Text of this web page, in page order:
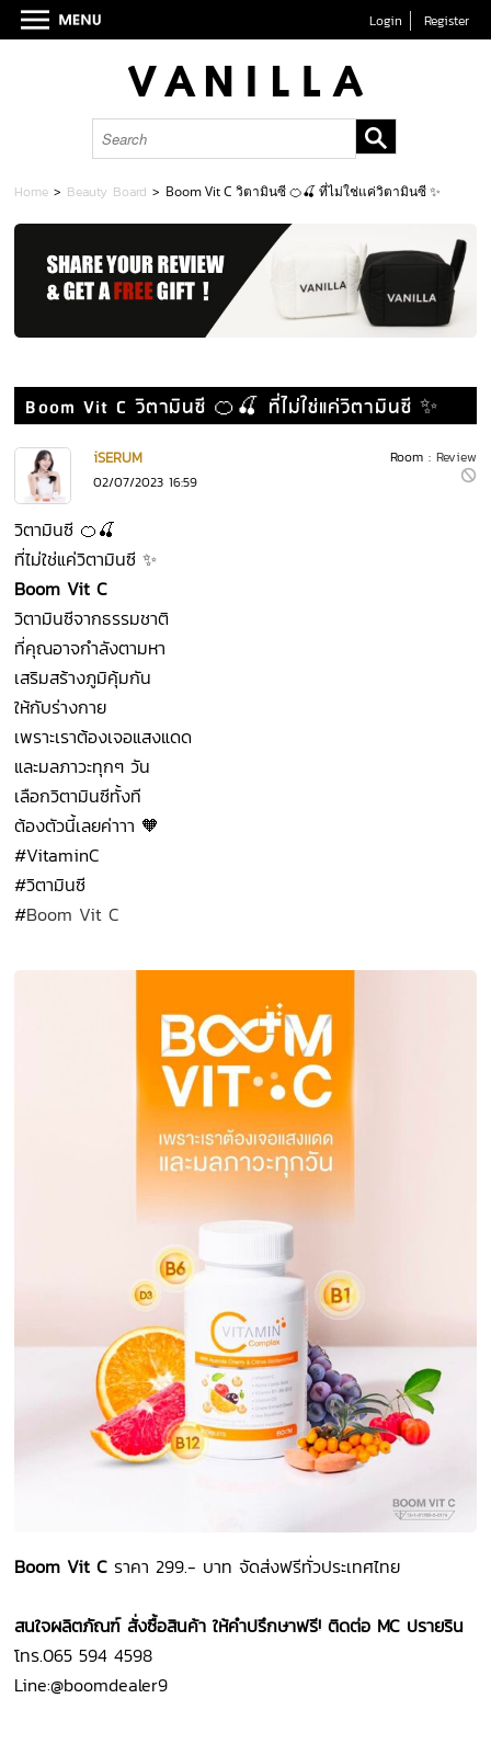
Login Register
Home > Beauty Board > Boom Vit C วิตามินซี 🍊🍒 ที่ไม่ใช่แค่วิตามินซี ✨
Boom Vit C วิตามินซี 🍊🍒 ที่ไม่ใช่แค่วิตามินซี ✨
Room : Review
iSERUM
02/07/2023 16:59
วิตามินซี 🍊🍒
ที่ไม่ใช่แค่วิตามินซี ✨
Boom Vit C
วิตามินซีจากธรรมชาติ
ที่คุณอาจกำลังตามหา
เสริมสร้างภูมิคุ้มกัน
ให้กับร่างกาย
เพราะเราต้องเจอแสงแดด
และมลภาวะทุกๆ วัน
เลือกวิตามินซีทั้งที
ต้องตัวนี้เลยค่าาา 🧡
#VitaminC
#วิตามินซี
#Boom Vit C
Boom Vit C ราคา 299.- บาท จัดส่งฟรีทั่วประเทศไทย
สนใจผลิตภัณฑ์​ สั่งซื้อสินค้า ให้คำปรึกษาฟรี! ติดต่อ MC ปรายริน
โทร.065 594 4598
Line:@boomdealer9